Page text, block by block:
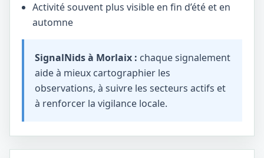
Activité souvent plus visible en fin d’été et en
automne
SignalNids à Morlaix : chaque signalement
aide à mieux cartographier les
observations, à suivre les secteurs actifs et
à renforcer la vigilance locale.